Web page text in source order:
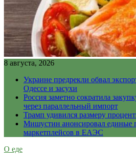
8 августа, 2026
Украине предрекли обвал
Одессе и засухи
Россия заметно сократила
через параллельный импорт
Трамп удивился размеру
Мишустин анонсировал единые
маркетплейсов в ЕАЭС
О еде